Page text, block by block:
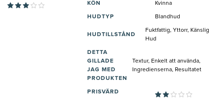
KÖN Kvinna
HUDTYP Blandhud
HUDTILLSTÅND
Fuktfattig, Yttorr, Känslig
Hud
DETTA
GILLADE
JAG MED
PRODUKTEN
Textur, Enkelt att använda,
Ingredienserna, Resultatet
PRISVÄRD